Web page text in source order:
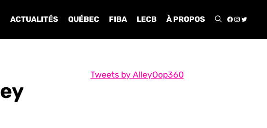
ACTUALITÉS QUÉBEC FIBA LECB À PROPOS
Tweets by AlleyOop360